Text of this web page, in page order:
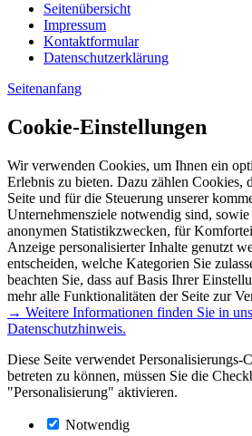
Seitenübersicht
Impressum
Kontaktformular
Datenschutzerklärung
Seitenanfang
Cookie-Einstellungen
Wir verwenden Cookies, um Ihnen ein
Erlebnis zu bieten. Dazu zählen Cookies,
Seite und für die Steuerung unserer
Unternehmensziele notwendig sind,
anonymen Statistikzwecken, für
Anzeige personalisierter Inhalte genutzt
entscheiden, welche Kategorien Sie
beachten Sie, dass auf Basis Ihrer
mehr alle Funktionalitäten der Seite zur
→ Weitere Informationen finden Sie in
Datenschutzhinweis.
Diese Seite verwendet Personalisierungs-
betreten zu können, müssen Sie die
"Personalisierung" aktivieren.
Notwendig